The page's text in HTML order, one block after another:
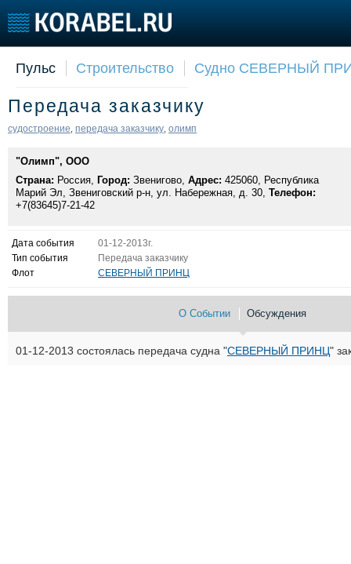
Пульс
Новости
Репутация
Работа
Крюинг
Реклама
Доска объявлений
Продажа флота
Материалы
Услуги
Пульс Строительство Судно СЕВЕРНЫЙ
Передача заказчику
судостроение передача заказчику олимп
"Олимп", ООО
Страна: Россия, Город: Звенигово, Адрес: 425060, Республика
Марий Эл, Звениговский р-н, ул. Набережная, д. 30, Телефон:
+7(83645)7-21-42
Дата события
01-12-2013г.
Тип события
Передача заказчику
Флот
СЕВЕРНЫЙ ПРИНЦ
О Событии Обсуждения
01-12-2013 состоялась передача судна "СЕВЕРНЫЙ ПРИНЦ"